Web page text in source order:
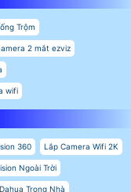
Trộm
2 mắt ezviz
wifi
360 Lắp Camera Wifi 2K
Ngoài Trời
Trong Nhà